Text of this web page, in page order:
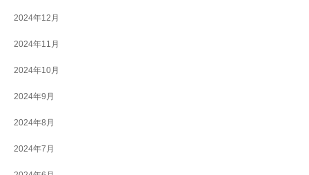
2024年12月
2024年11月
2024年10月
2024年9月
2024年8月
2024年7月